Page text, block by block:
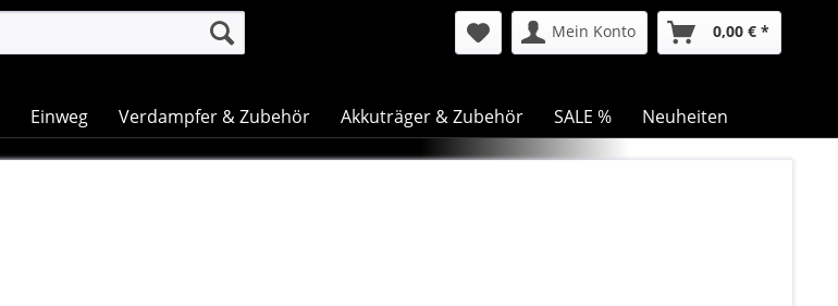
Mein Konto 0,00 € *
Einweg Verdampfer & Zubehör Akkuträger & Zubehör SALE % Neuheiten